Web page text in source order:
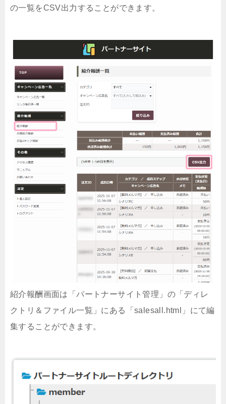
の一覧をCSV出力することができます。
紹介報酬画面は「パートナーサイト管理」の「ディレ
クトリ＆ファイル一覧」にある「salesall.html」にて編
集することができます。